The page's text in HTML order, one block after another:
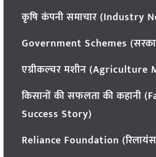
कृषि कंपनी समाचार (Industry
Government Schemes
एग्रीकल्चर मशीन (Agriculture
किसानों की सफलता की कहानी
Success Story)
Reliance Foundation